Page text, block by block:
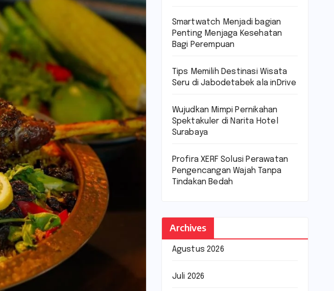
Smartwatch Menjadi bagian
Penting Menjaga Kesehatan
Bagi Perempuan
Tips Memilih Destinasi Wisata
Seru di Jabodetabek ala inDrive
Wujudkan Mimpi Pernikahan
Spektakuler di Narita Hotel
Surabaya
Profira XERF Solusi Perawatan
Pengencangan Wajah Tanpa
Tindakan Bedah
Archives
Agustus 2026
Juli 2026